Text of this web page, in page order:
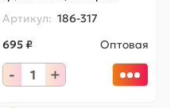
Артикул: 186-317
695 ₽
Оптовая
- +